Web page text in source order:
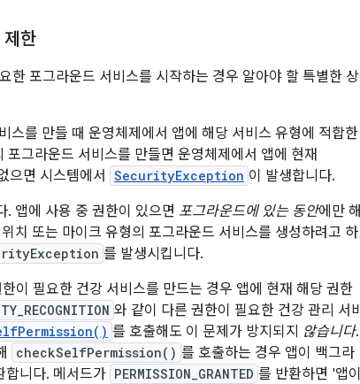
제한
포그라운드 서비스를 시작하는 경우 알아야 할 특별한 상
를 만들 때 운영체제에서 앱에 해당 서비스 유형에 적합한
포그라운드 서비스를 만들면 운영체제에서 앱에 현재
으면 시스템에서 SecurityException 이 발생합니다.
. 앱에 사용 중 권한이 있으면 포그라운드에 있는 동안에만 해
치 또는 마이크 유형의 포그라운드 서비스를 생성하려고 하
를 발생시킵니다.
이 필요한 건강 서비스를 만드는 경우 앱에 현재 해당 권한
와 같이 다른 권한이 필요한 건강 관리 서비
를 호출해도 이 문제가 방지되지 않습니다.
checkSelfPermission() 를 호출하는 경우 앱이 백그라
합니다. 메서드가 PERMISSION_GRANTED 를 반환하면 '앱이